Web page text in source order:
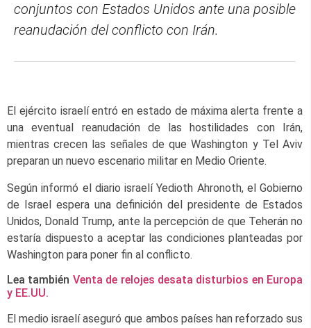
conjuntos con Estados Unidos ante una posible
reanudación del conflicto con Irán.
El ejército israelí entró en estado de máxima alerta frente a
una eventual reanudación de las hostilidades con Irán,
mientras crecen las señales de que Washington y Tel Aviv
preparan un nuevo escenario militar en Medio Oriente.
Según informó el diario israelí Yedioth Ahronoth, el Gobierno
de Israel espera una definición del presidente de Estados
Unidos, Donald Trump, ante la percepción de que Teherán no
estaría dispuesto a aceptar las condiciones planteadas por
Washington para poner fin al conflicto.
Lea también Venta de relojes desata disturbios en Europa
y EE.UU.
El medio israelí aseguró que ambos países han reforzado sus